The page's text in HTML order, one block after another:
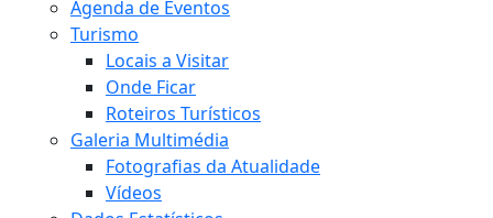
Agenda de Eventos
Turismo
Locais a Visitar
Onde Ficar
Roteiros Turísticos
Galeria Multimédia
Fotografias da Atualidade
Vídeos